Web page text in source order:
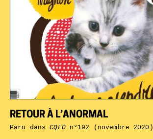
RETOUR À L’ANORMAL
Paru dansCQFDn°192 (novembre 2020)